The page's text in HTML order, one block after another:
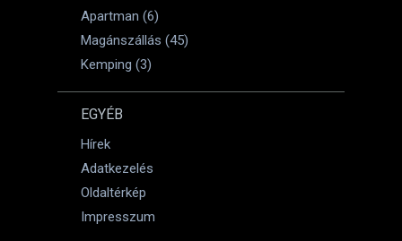
Apartman (6)
Magánszállás (45)
Kemping (3)
EGYÉB
Hírek
Adatkezelés
Oldaltérkép
Impresszum